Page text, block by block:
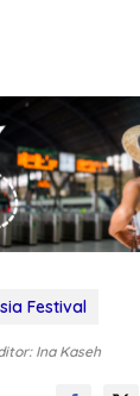
Festival
Ina Kaseh